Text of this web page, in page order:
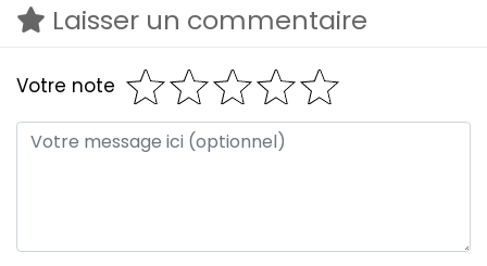
Laisser un commentaire
Votre note